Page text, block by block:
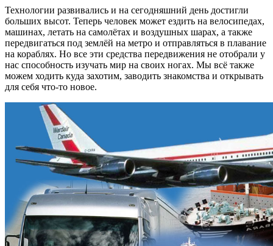
Технологии развивались и на сегодняшний день достигли
больших высот. Теперь человек может ездить на велосипедах,
машинах, летать на самолётах и воздушных шарах, а также
передвигаться под землёй на метро и отправляться в плавание
на кораблях. Но все эти средства передвижения не отобрали у
нас способность изучать мир на своих ногах. Мы всё также
можем ходить куда захотим, заводить знакомства и открывать
для себя что-то новое.